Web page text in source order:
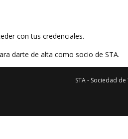
con tus credenciales.
darte de alta como socio de STA.
STA - Sociedad